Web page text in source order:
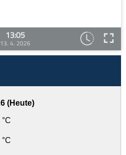
13:05
13. 4. 2026
(Heute)